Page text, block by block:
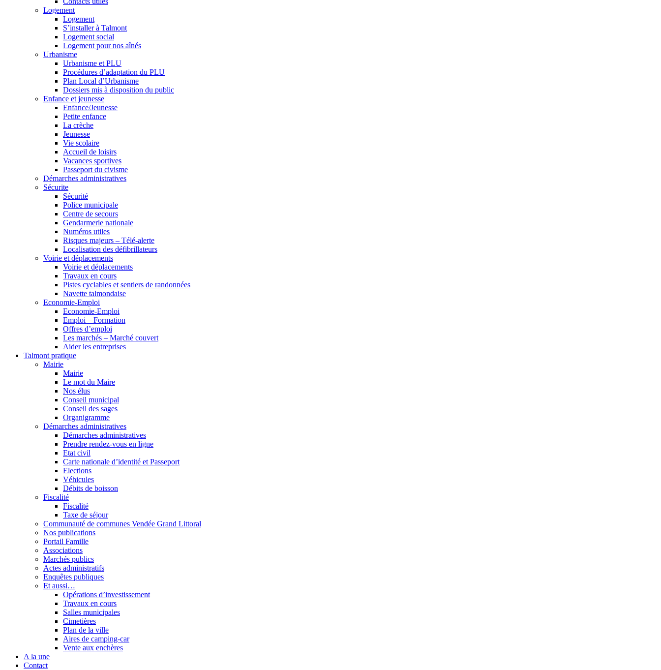
Logement
Logement
S’installer à Talmont
Logement social
Logement pour nos aînés
Urbanisme
Urbanisme et PLU
Procédures d’adaptation du PLU
Plan Local d’Urbanisme
Dossiers mis à disposition du public
Enfance et jeunesse
Enfance/Jeunesse
Petite enfance
La crèche
Jeunesse
Vie scolaire
Accueil de loisirs
Vacances sportives
Passeport du civisme
Démarches administratives
Sécurite
Sécurité
Police municipale
Centre de secours
Gendarmerie nationale
Numéros utiles
Risques majeurs – Télé-alerte
Localisation des défibrillateurs
Voirie et déplacements
Voirie et déplacements
Travaux en cours
Pistes cyclables et sentiers de randonnées
Navette talmondaise
Economie-Emploi
Economie-Emploi
Emploi – Formation
Offres d’emploi
Les marchés – Marché couvert
Aider les entreprises
Talmont pratique
Mairie
Mairie
Le mot du Maire
Nos élus
Conseil municipal
Conseil des sages
Organigramme
Démarches administratives
Démarches administratives
Prendre rendez-vous en ligne
Etat civil
Carte nationale d’identité et Passeport
Elections
Véhicules
Débits de boisson
Fiscalité
Fiscalité
Taxe de séjour
Communauté de communes Vendée Grand Littoral
Nos publications
Portail Famille
Associations
Marchés publics
Actes administratifs
Enquêtes publiques
Et aussi…
Opérations d’investissement
Travaux en cours
Salles municipales
Cimetières
Plan de la ville
Aires de camping-car
Vente aux enchères
A la une
Contact